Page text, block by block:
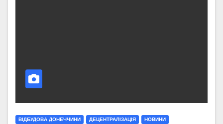
ВІДБУДОВА ДОНЕЧЧИНИ ДЕЦЕНТРАЛІЗАЦІЯ НОВИНИ